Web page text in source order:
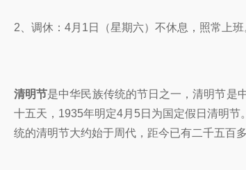
2、调休：4月1日（星期六）不休息，照常上班
清明节是中华民族传统的节日之一，清明节是
十五天，1935年明定4月5日为国定假日清明
统的清明节大约始于周代，距今已有二千五百多